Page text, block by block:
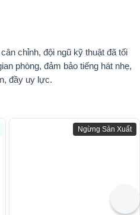
chỉnh, đội ngũ kỹ thuật đã tối
phòng, đảm bảo tiếng hát nhẹ,
đầy uy lực.
Ngừng Sản Xuất